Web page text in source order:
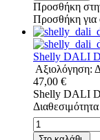
Προσθήκη
Προσθήκη για
Shelly DALI
Αξιολόγηση:
47,00 €
Shelly DALI